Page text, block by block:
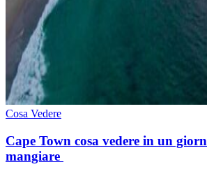
Cosa Vedere
Cape Town cosa vedere in un
mangiare